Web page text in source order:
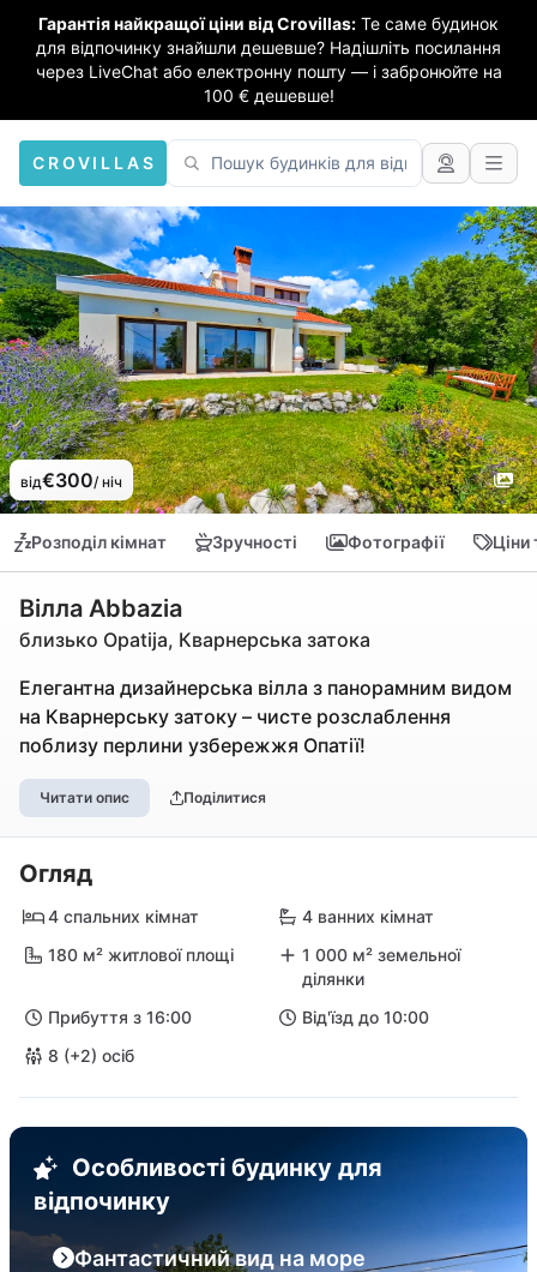
Гарантія найкращої ціни від Crovillas: Те саме будинок
для відпочинку знайшли дешевше? Надішліть посилання
через LiveChat або електронну пошту — і забронюйте на
100 € дешевше!
CROVILLAS
від€300/ ніч
Розподіл кімнат Зручності Фотографії Ціни
Вілла Abbazia
близько Opatija, Кварнерська затока
Елегантна дизайнерська вілла з панорамним видом
на Кварнерську затоку – чисте розслаблення
поблизу перлини узбережжя Опатії!
Читати опис Поділитися
Огляд
4 спальних кімнат
4 ванних кімнат
180 м² житлової площі
1 000 м² земельної
ділянки
Прибуття з 16:00
Від'їзд до 10:00
8 (+2) осіб
Особливості будинку для
відпочинку
Фантастичний вид на море